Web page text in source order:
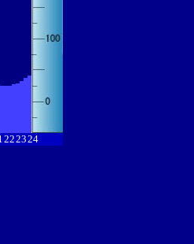
222324